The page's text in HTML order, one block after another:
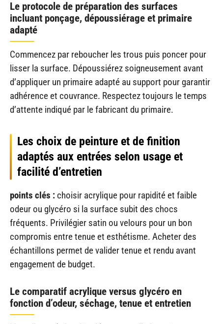
Le protocole de préparation des surfaces
incluant ponçage, dépoussiérage et primaire
adapté
Commencez par reboucher les trous puis poncer pour
lisser la surface. Dépoussiérez soigneusement avant
d’appliquer un primaire adapté au support pour garantir
adhérence et couvrance. Respectez toujours le temps
d’attente indiqué par le fabricant du primaire.
Les choix de peinture et de finition
adaptés aux entrées selon usage et
facilité d’entretien
points clés : choisir acrylique pour rapidité et faible
odeur ou glycéro si la surface subit des chocs
fréquents. Privilégier satin ou velours pour un bon
compromis entre tenue et esthétisme. Acheter des
échantillons permet de valider tenue et rendu avant
engagement de budget.
Le comparatif acrylique versus glycéro en
fonction d’odeur, séchage, tenue et entretien